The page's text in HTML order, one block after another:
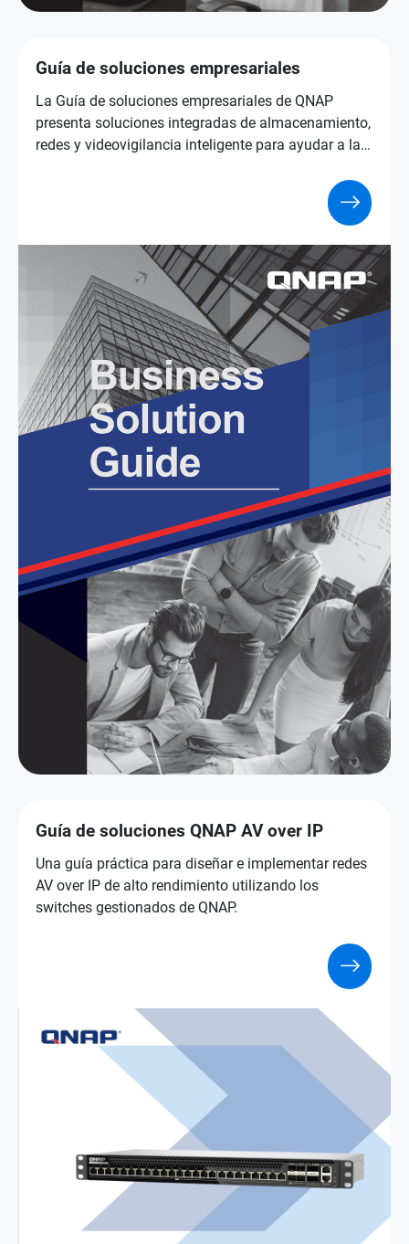
Guía de soluciones empresariales
La Guía de soluciones empresariales de QNAP
presenta soluciones integradas de almacenamiento,
redes y videovigilancia inteligente para ayudar a las
Guía de soluciones QNAP AV over IP
Una guía práctica para diseñar e implementar redes
AV over IP de alto rendimiento utilizando los
switches gestionados de QNAP.